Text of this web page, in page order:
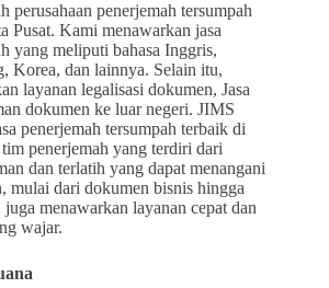
perusahaan penerjemah tersumpah
Pusat. Kami menawarkan jasa
yang meliputi bahasa Inggris,
Korea, dan lainnya. Selain itu,
layanan legalisasi dokumen, Jasa
dokumen ke luar negeri. JIMS
penerjemah tersumpah terbaik di
penerjemah yang terdiri dari
dan terlatih yang dapat menangani
mulai dari dokumen bisnis hingga
menawarkan layanan cepat dan
wajar.